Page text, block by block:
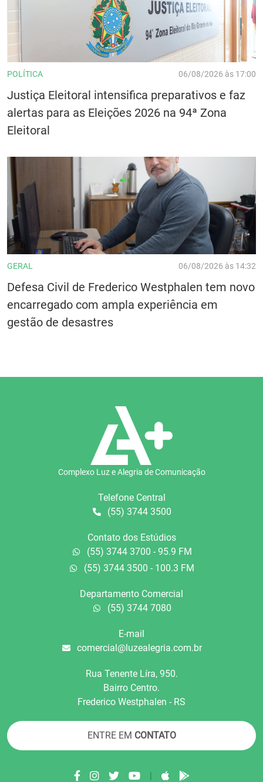
POLÍTICA 06/08/2026 às 17:00
Justiça Eleitoral intensifica preparativos e faz
alertas para as Eleições 2026 na 94ª Zona
Eleitoral
GERAL 06/08/2026 às 14:32
Defesa Civil de Frederico Westphalen tem novo
encarregado com ampla experiência em
gestão de desastres
Complexo Luz e Alegria de Comunicação
Telefone Central
(55) 3744 3500
Contato dos Estúdios
(55) 3744 3700 - 95.9 FM
(55) 3744 3500 - 100.3 FM
Departamento Comercial
(55) 3744 7080
E-mail
comercial@luzealegria.com.br
Rua Tenente Líra, 950.
Bairro Centro.
Frederico Westphalen - RS
ENTRE EM CONTATO
|